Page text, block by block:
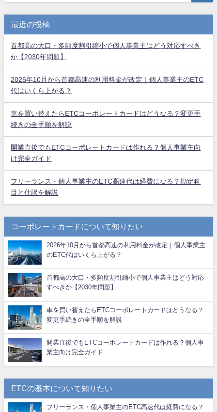
最近の投稿
首都高の大口・多頻度割引縮小で個人事業主はどう対応すべき
か【2030年問題】
2026年10月から首都高速の利用料金が改定｜個人事業主のETC
代はいくら上がる？
車を買い替えたらETCコーポレートカードはどうなる？変更手
続きの全手順を解説
開業直後でもETCコーポレートカードは作れる？個人事業主向
け完全ガイド
フリーランス・個人事業主のETC高速代は経費になる？勘定科
目と仕訳を解説
コーポレートカードについて知りたい
2026年10月から首都高速の利用料金が改定｜個人事業主
のETC代はいくら上がる？
首都高の大口・多頻度割引縮小で個人事業主はどう対応
すべきか【2030年問題】
車を買い替えたらETCコーポレートカードはどうなる？
変更手続きの全手順を解説
開業直後でもETCコーポレートカードは作れる？個人事
業主向け完全ガイド
ETCの基本について知りたい
フリーランス・個人事業主のETC高速代は経費になる？